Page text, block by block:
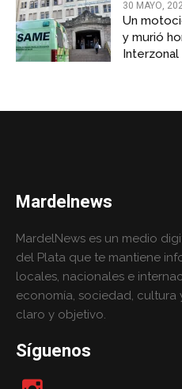
30 MAYO,
Un
y murió
Interzonal
Mardelnews
MardelNews es un medio
del Plata que te mantiene
locales, nacionales e
economía, sociedad, cultura
claro y objetivo.
Síguenos